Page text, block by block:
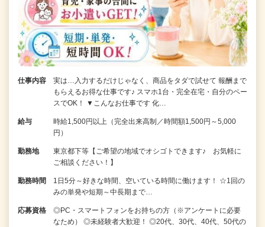
仕事内容
実は…入力するだけじゃなく、商品をタダで試せて 報酬まで
もらえるお得な仕事です♪ スマホ1台・完全在宅・自分のペー
スでOK！ ▼こんなお仕事です 化…
給与
時給1,500円以上（完全出来高制／時間額1,500円～5,000
円）
勤務地
東京都下等【ご希望の地域でオシゴトできます♪ お気軽に
ご相談ください！】
勤務時間
1日5分～好きな時間、空いている時間に働けます！ ☆1回の
みの単発や短期～中長期まで…
応募資格
◎PC・スマートフォンをお持ちの方（※アンケートに必要
なため） ◎未経験者大歓迎！ ◎20代、30代、40代、50代の